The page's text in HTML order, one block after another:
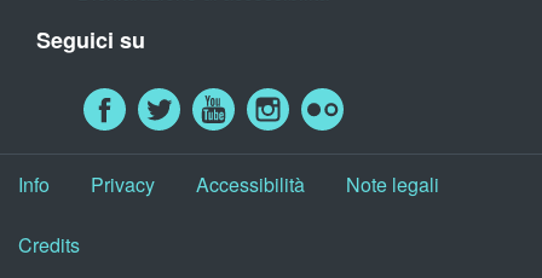
Seguici su
Info Privacy Accessibilità Note legali
Credits